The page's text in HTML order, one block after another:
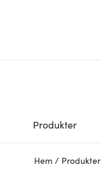
Produkter
Hem / Produkter